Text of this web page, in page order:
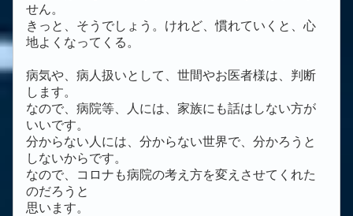
せん。
きっと、そうでしょう。けれど、慣れていくと、心
地よくなってくる。
病気や、病人扱いとして、世間やお医者様は、判断
します。
なので、病院等、人には、家族にも話はしない方が
いいです。
分からない人には、分からない世界で、分かろうと
しないからです。
なので、コロナも病院の考え方を変えさせてくれた
のだろうと
思います。